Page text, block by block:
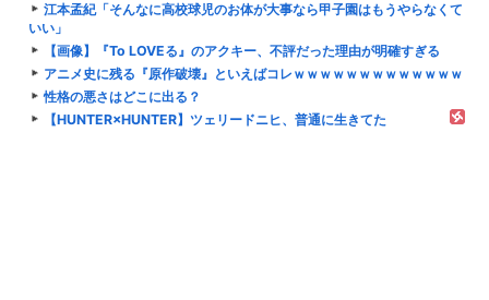
江本孟紀「そんなに高校球児のお体が大事なら甲子園はもうやらなくて
いい」
【画像】『To LOVEる』のアクキー、不評だった理由が明確すぎる
アニメ史に残る『原作破壊』といえばコレｗｗｗｗｗｗｗｗｗｗｗｗｗ
性格の悪さはどこに出る？
【HUNTER×HUNTER】ツェリードニヒ、普通に生きてた